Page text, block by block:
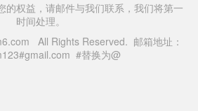
的权益，请邮件与我们联系，我们将第一
时间处理。
All Rights Reserved. 邮箱地址：
#替换为@